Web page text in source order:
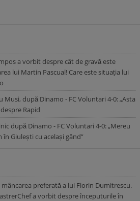
a vorbit despre cât de gravă este
lui Martin Pascual! Care este situația lui
Musi, după Dinamo - FC Voluntari 4-0: „Asta
Rapid
după Dinamo - FC Voluntari 4-0: „Mereu
Giulești cu același gând”
mâncarea preferată a lui Florin Dumitrescu.
a vorbit despre începuturile în